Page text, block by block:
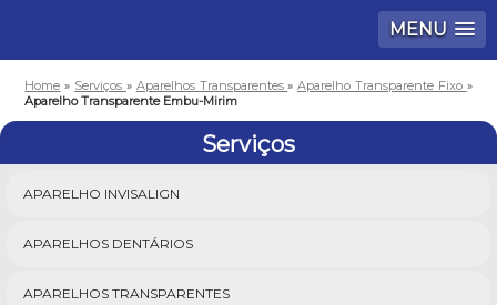
MENU
Home » Serviços » Aparelhos Transparentes»Aparelho Transparente Fixo »
Aparelho Transparente Embu-Mirim
Serviços
APARELHO INVISALIGN
APARELHOS DENTÁRIOS
APARELHOS TRANSPARENTES